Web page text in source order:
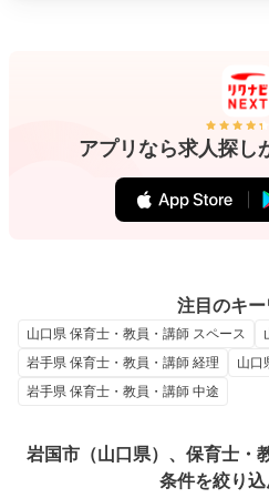
アプリなら求人探し
注目のキー
山口県 保育士・教員・講師 スペース
岩手県 保育士・教員・講師 経理
山口
岩手県 保育士・教員・講師 中途
岩国市（山口県）、保育士・
条件を絞り